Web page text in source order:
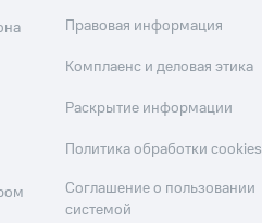
Правовая информация
Комплаенс и деловая этика
Раскрытие информации
Политика обработки cookies
Соглашение о пользовании
системой